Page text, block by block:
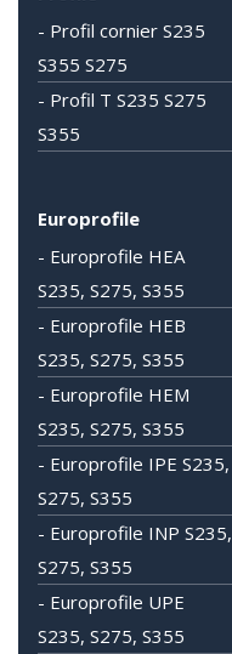
- Profil cornier S235
S355 S275
- Profil T S235 S275
S355
Europrofile
- Europrofile HEA
S235, S275, S355
- Europrofile HEB
S235, S275, S355
- Europrofile HEM
S235, S275, S355
- Europrofile IPE S235,
S275, S355
- Europrofile INP S235,
S275, S355
- Europrofile UPE
S235, S275, S355